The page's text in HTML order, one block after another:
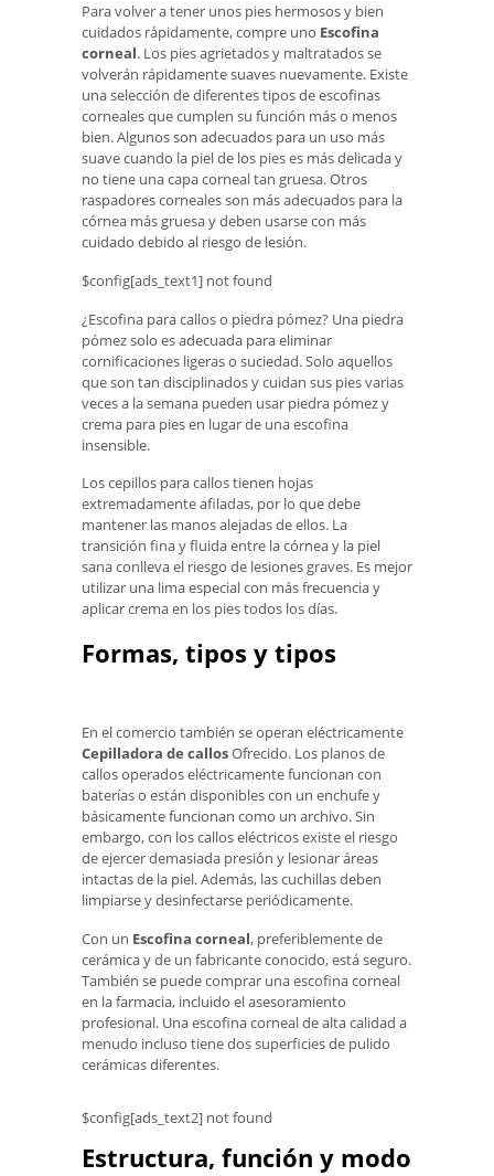
Para volver a tener unos pies hermosos y bien
cuidados rápidamente, compre uno Escofina
corneal. Los pies agrietados y maltratados se
volverán rápidamente suaves nuevamente. Existe
una selección de diferentes tipos de escofinas
corneales que cumplen su función más o menos
bien. Algunos son adecuados para un uso más
suave cuando la piel de los pies es más delicada y
no tiene una capa corneal tan gruesa. Otros
raspadores corneales son más adecuados para la
córnea más gruesa y deben usarse con más
cuidado debido al riesgo de lesión.
$config[ads_text1] not found
¿Escofina para callos o piedra pómez? Una piedra
pómez solo es adecuada para eliminar
cornificaciones ligeras o suciedad. Solo aquellos
que son tan disciplinados y cuidan sus pies varias
veces a la semana pueden usar piedra pómez y
crema para pies en lugar de una escofina
insensible.
Los cepillos para callos tienen hojas
extremadamente afiladas, por lo que debe
mantener las manos alejadas de ellos. La
transición fina y fluida entre la córnea y la piel
sana conlleva el riesgo de lesiones graves. Es mejor
utilizar una lima especial con más frecuencia y
aplicar crema en los pies todos los días.
Formas, tipos y tipos
En el comercio también se operan eléctricamente
Cepilladora de callosOfrecido. Los planos de
callos operados eléctricamente funcionan con
baterías o están disponibles con un enchufe y
básicamente funcionan como un archivo. Sin
embargo, con los callos eléctricos existe el riesgo
de ejercer demasiada presión y lesionar áreas
intactas de la piel. Además, las cuchillas deben
limpiarse y desinfectarse periódicamente.
Con un Escofina corneal, preferiblemente de
cerámica y de un fabricante conocido, está seguro.
También se puede comprar una escofina corneal
en la farmacia, incluido el asesoramiento
profesional. Una escofina corneal de alta calidad a
menudo incluso tiene dos superficies de pulido
cerámicas diferentes.
$config[ads_text2] not found
Estructura, función y modo